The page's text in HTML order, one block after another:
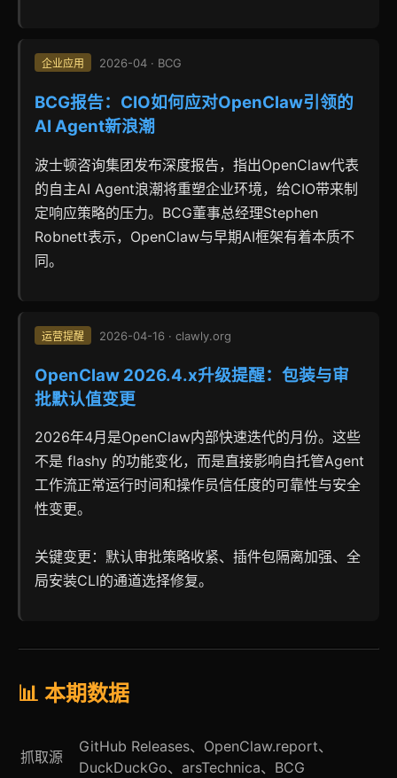
企业应用 2026-04 · BCG
BCG报告：CIO如何应对OpenClaw引领的
AI Agent新浪潮
波士顿咨询集团发布深度报告，指出OpenClaw代表
的自主AI Agent浪潮将重塑企业环境，给CIO带来制
定响应策略的压力。BCG董事总经理Stephen
Robnett表示，OpenClaw与早期AI框架有着本质不
同。
运营提醒 2026-04-16 · clawly.org
OpenClaw 2026.4.x升级提醒：包装与审
批默认值变更
2026年4月是OpenClaw内部快速迭代的月份。这些
不是 flashy 的功能变化，而是直接影响自托管Agent
工作流正常运行时间和操作员信任度的可靠性与安全
性变更。
关键变更：默认审批策略收紧、插件包隔离加强、全
局安装CLI的通道选择修复。
📊 本期数据
抓取源
GitHub Releases、OpenClaw.report、
DuckDuckGo、arsTechnica、BCG